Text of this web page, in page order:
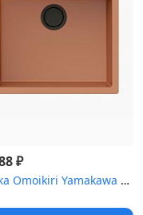
₽
Мойка Omoikiri Yamakawa 55-U/I-CN Artceramic/canyon